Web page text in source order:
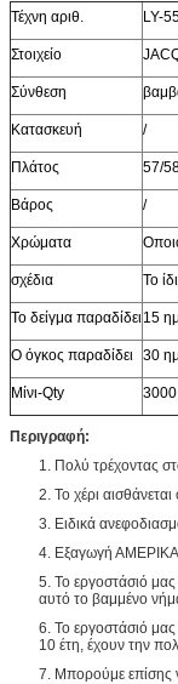
Τέχνη αριθ. LY-
Στοιχείο
Σύνθεση
Κατασκευή /
Πλάτος 57/
Βάρος /
Χρώματα
σχέδια Το
Το δείγμα παραδίδει15
Ο όγκος παραδίδει 30
Μίνι-Qty
Περιγραφή:
1. Πολύ τρέχοντας
2. Το χέρι
3. Ειδικά
4. Εξαγωγή
5. Το εργοστάσιό μας
αυτό το βαμμένο
6. Το εργοστάσιό μας
10 έτη, έχουν την
7. Μπορούμε επίσης